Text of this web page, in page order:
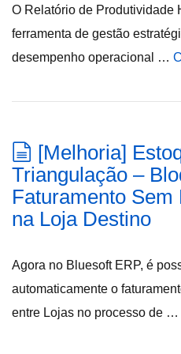
O Relatório de Produtividade
ferramenta de gestão
desempenho operacional …
[Melhoria]
Triangulação –
Faturamento Sem
na Loja Destino
Agora no Bluesoft ERP, é
automaticamente o
entre Lojas no processo de …